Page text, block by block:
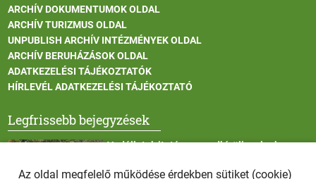
ARCHÍV DOKUMENTUMOK OLDAL
ARCHÍV TURIZMUS OLDAL
UNPUBLISH ARCHÍV INTÉZMÉNYEK OLDAL
ARCHÍV BERUHÁZÁSOK OLDAL
ADATKEZELÉSI TÁJÉKOZTATÓK
HÍRLEVÉL ADATKEZELÉSI TÁJÉKOZTATÓ
Legfrissebb bejegyzések
Vadállatok itatása a rendkívüli melegben
Az oldal megfelelő működése érdekben sütiket (cookie)